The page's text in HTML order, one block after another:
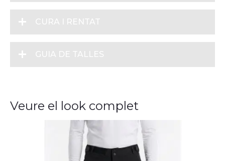
CURA I RENTAT
GUIA DE TALLES
Veure el look complet